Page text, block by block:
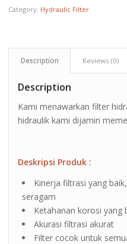
Category: Hydraulic Filter
Description Reviews (0)
Description
Kami menawarkan filter
hidraulik kami dijamin
Deskripsi Produk :
Kinerja filtrasi yang
seragam
Ketahanan korosi yang
Akurasi filtrasi akurat
Filter cocok untuk